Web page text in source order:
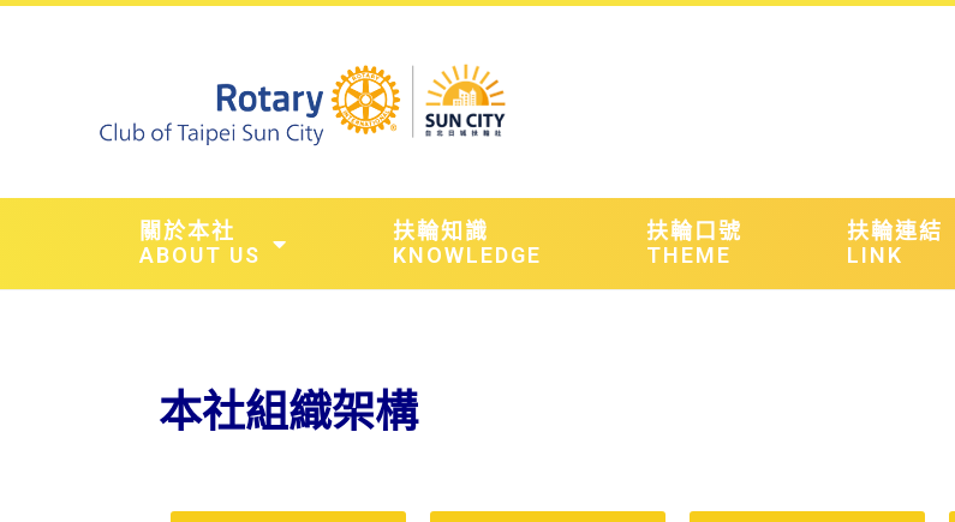
關於本社
ABOUT US
扶輪知識
KNOWLEDGE
扶輪口號
THEME
扶輪連結
LINK
本社組織架構